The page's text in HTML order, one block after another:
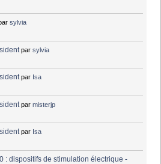
sylvia
parsylvia
par Isa
parmisterjp
par Isa
: dispositifs de stimulation électrique -